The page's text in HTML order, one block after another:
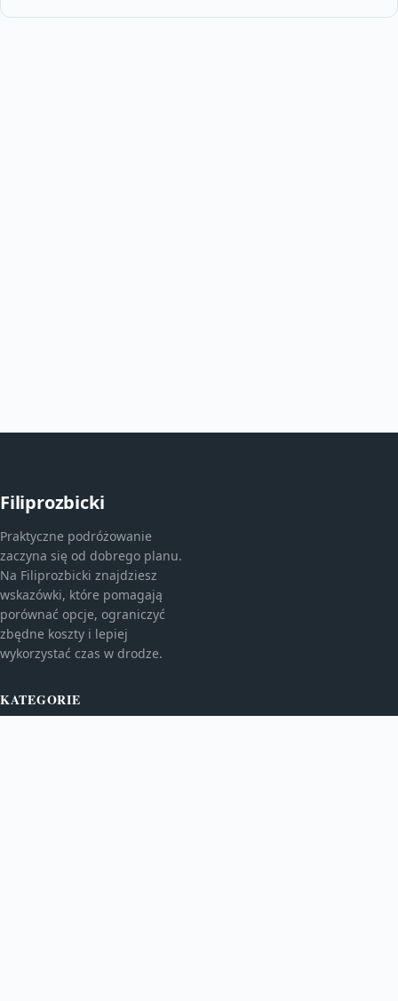
Filiprozbicki
Praktyczne podróżowanie
zaczyna się od dobrego planu.
Na Filiprozbicki znajdziesz
wskazówki, które pomagają
porównać opcje, ograniczyć
zbędne koszty i lepiej
wykorzystać czas w drodze.
KATEGORIE